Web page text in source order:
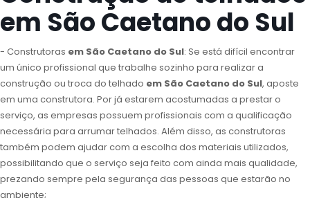
em São Caetano do Sul
- Construtoras em São Caetano do Sul: Se está difícil encontrar
um único profissional que trabalhe sozinho para realizar a
construção ou troca do telhado em São Caetano do Sul, aposte
em uma construtora. Por já estarem acostumadas a prestar o
serviço, as empresas possuem profissionais com a qualificação
necessária para arrumar telhados. Além disso, as construtoras
também podem ajudar com a escolha dos materiais utilizados,
possibilitando que o serviço seja feito com ainda mais qualidade,
prezando sempre pela segurança das pessoas que estarão no
ambiente;